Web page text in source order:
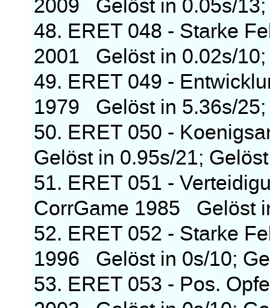
2009 Gelöst in 0.05s/13;
48. ERET 048 - Starke
2001 Gelöst in 0.02s/10;
49. ERET 049 -
1979 Gelöst in 5.36s/25;
50. ERET 050 -
Gelöst in 0.95s/21;
51. ERET 051 -
CorrGame 1985 Gelöst
52. ERET 052 - Starke
1996 Gelöst in 0s/10;
53. ERET 053 - Pos.